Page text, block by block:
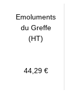
Emoluments
du Greffe
(HT)
44,29 €